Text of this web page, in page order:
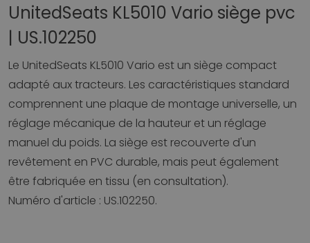
UnitedSeats KL5010 Vario siège pvc
| US.102250
Le UnitedSeats KL5010 Vario est un siège compact
adapté aux tracteurs. Les caractéristiques standard
comprennent une plaque de montage universelle, un
réglage mécanique de la hauteur et un réglage
manuel du poids. La siège est recouverte d'un
revêtement en PVC durable, mais peut également
être fabriquée en tissu (en consultation).
Numéro d'article : US.102250.